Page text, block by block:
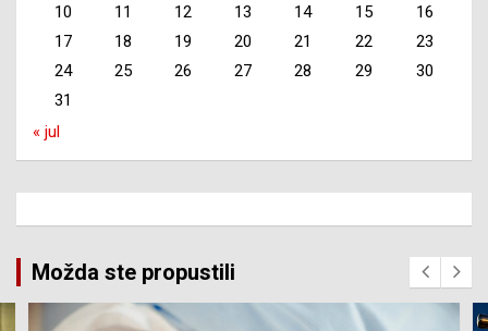
10
11 12 13 14 15
16
17
18 19 20 21 22
23
24
25 26 27 28 29
30
31
« jul
Možda ste propustili